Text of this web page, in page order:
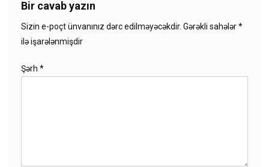
Bir cavab yazın
Sizin e-poçt ünvanınız dərc edilməyəcəkdir. Gərəkli sahələr*
ilə işarələnmişdir
Şərh *